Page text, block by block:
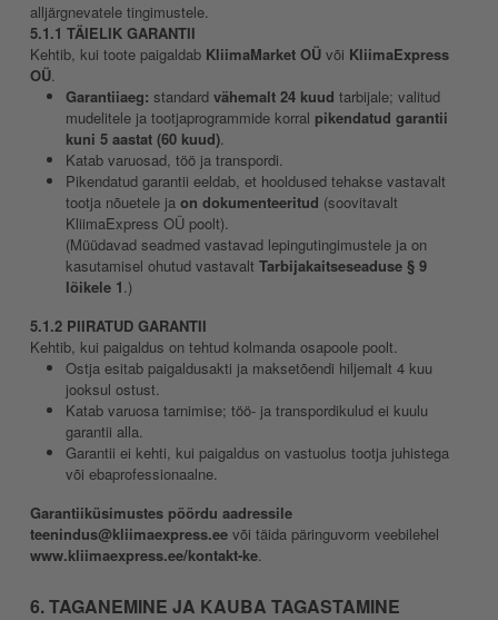
alljärgnevatele tingimustele.
5.1.1 TÄIELIK GARANTII
Kehtib, kui toote paigaldab KliimaMarket OÜ või KliimaExpress
OÜ.
Garantiiaeg: standard vähemalt 24 kuud tarbijale; valitud
mudelitele ja tootjaprogrammide korral pikendatud garantii
kuni 5 aastat (60 kuud).
Katab varuosad, töö ja transpordi.
Pikendatud garantii eeldab, et hooldused tehakse vastavalt
tootja nõuetele ja on dokumenteeritud (soovitavalt
KliimaExpress OÜ poolt).
(Müüdavad seadmed vastavad lepingutingimustele ja on
kasutamisel ohutud vastavalt Tarbijakaitseseaduse § 9
lõikele 1.)
5.1.2 PIIRATUD GARANTII
Kehtib, kui paigaldus on tehtud kolmanda osapoole poolt.
Ostja esitab paigaldusakti ja maksetõendi hiljemalt 4 kuu
jooksul ostust.
Katab varuosa tarnimise; töö- ja transpordikulud ei kuulu
garantii alla.
Garantii ei kehti, kui paigaldus on vastuolus tootja juhistega
või ebaprofessionaalne.
Garantiiküsimustes pöördu aadressile
teenindus@kliimaexpress.ee või täida päringuvorm veebilehel
www.kliimaexpress.ee/kontakt-ke.
6. TAGANEMINE JA KAUBA TAGASTAMINE